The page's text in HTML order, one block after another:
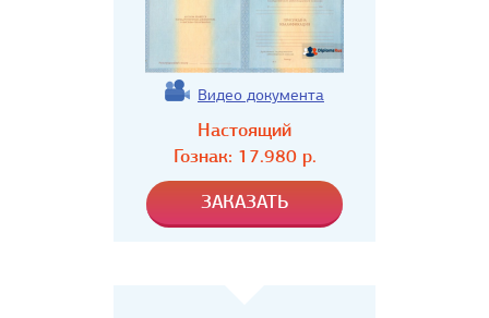
Видео документа
Настоящий
Гознак: 17.980р.